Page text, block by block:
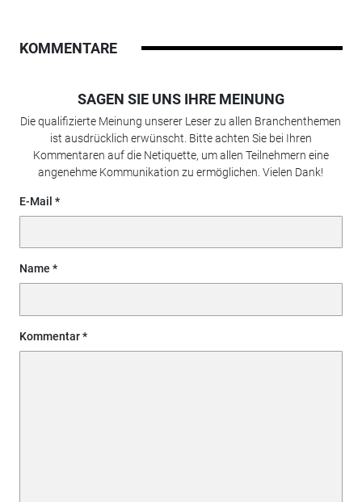
KOMMENTARE
SAGEN SIE UNS IHRE MEINUNG
Die qualifizierte Meinung unserer Leser zu allen Branchenthemen
ist ausdrücklich erwünscht. Bitte achten Sie bei Ihren
Kommentaren auf die Netiquette, um allen Teilnehmern eine
angenehme Kommunikation zu ermöglichen. Vielen Dank!
E-Mail
Name
Kommentar